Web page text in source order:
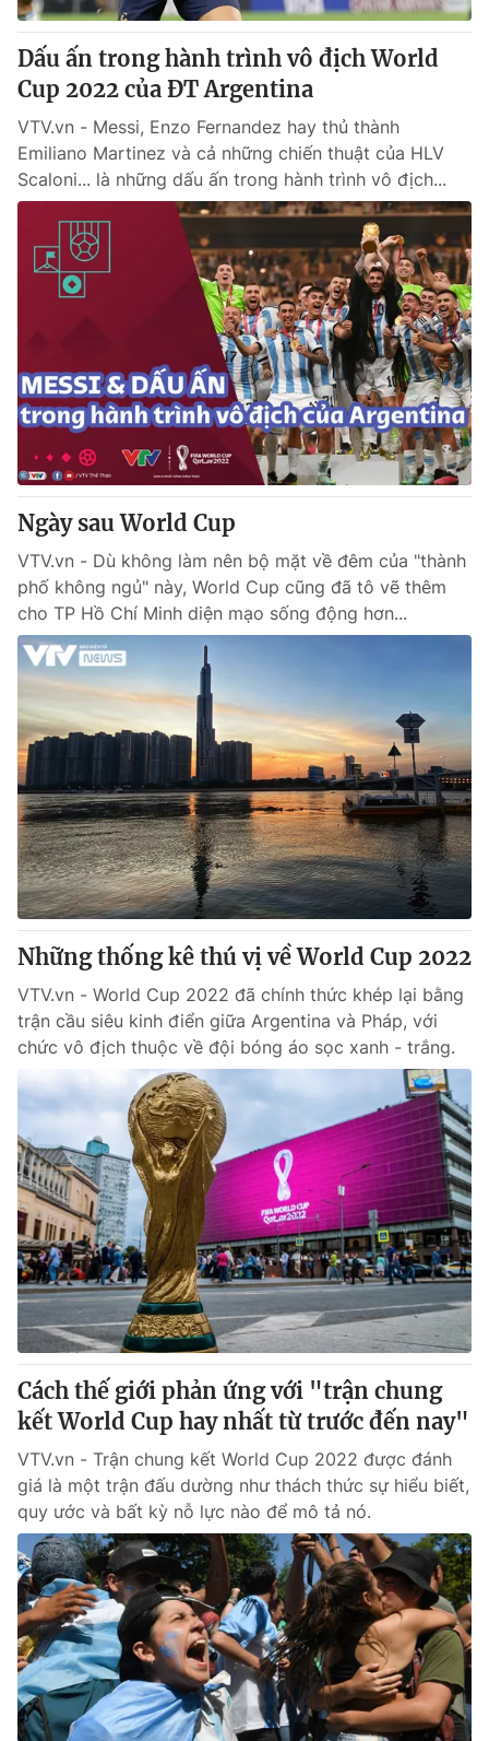
Dấu ấn trong hành trình vô địch World
Cup 2022 của ĐT Argentina
VTV.vn - Messi, Enzo Fernandez hay thủ thành
Emiliano Martinez và cả những chiến thuật của HLV
Scaloni... là những dấu ấn trong hành trình vô địch...
Ngày sau World Cup
VTV.vn - Dù không làm nên bộ mặt về đêm của "thành
phố không ngủ" này, World Cup cũng đã tô vẽ thêm
cho TP Hồ Chí Minh diện mạo sống động hơn...
Những thống kê thú vị về World Cup 2022
VTV.vn - World Cup 2022 đã chính thức khép lại bằng
trận cầu siêu kinh điển giữa Argentina và Pháp, với
chức vô địch thuộc về đội bóng áo sọc xanh - trắng.
Cách thế giới phản ứng với "trận chung
kết World Cup hay nhất từ ​​trước đến nay"
VTV.vn - Trận chung kết World Cup 2022 được đánh
giá là một trận đấu dường như thách thức sự hiểu biết,
quy ước và bất kỳ nỗ lực nào để mô tả nó.